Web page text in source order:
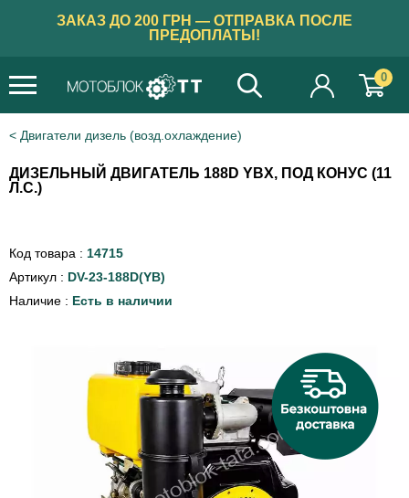
ЗАКАЗ ДО 200 ГРН — ОТПРАВКА ПОСЛЕ
ПРЕДОПЛАТЫ!
0
Двигатели дизель (возд.охлаждение)
ДИЗЕЛЬНЫЙ ДВИГАТЕЛЬ 188D YBX, ПОД КОНУС (11
Л.С.)
Код товара : 14715
Артикул : DV-23-188D(YB)
Наличие : Есть в наличии